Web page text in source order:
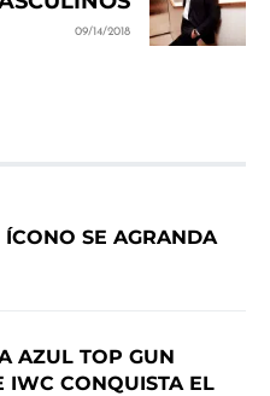
09/14/2018
SE AGRANDA
AZUL TOP GUN
IWC CONQUISTA EL